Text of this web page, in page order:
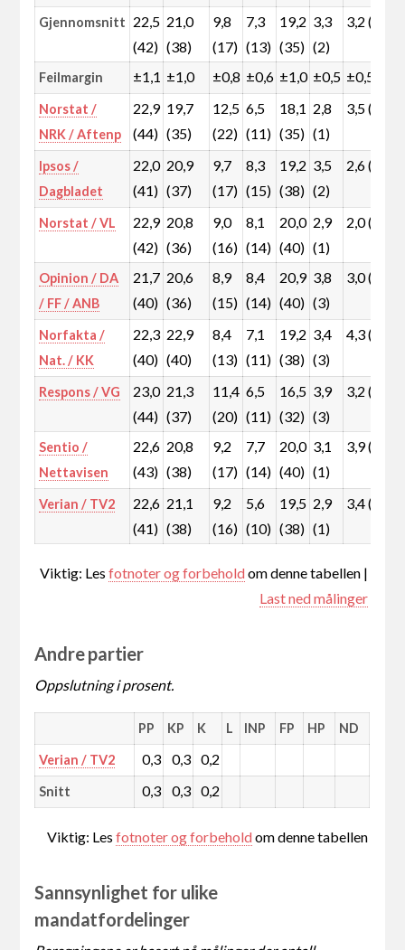
Gjennomsnitt 22,5
(42)
21,0
(38)
9,8
(17)
7,3
(13)
19,2
(35)
3,3
(2)
3,2 (2)
Feilmargin ±1,1 ±1,0 ±0,8 ±0,6 ±1,0 ±0,5 ±0,5
Norstat /
NRK / Aftenp
22,9
(44)
19,7
(35)
12,5
(22)
6,5
(11)
18,1
(35)
2,8
(1)
3,5 (2)
Ipsos /
Dagbladet
22,0
(41)
20,9
(37)
9,7
(17)
8,3
(15)
19,2
(38)
3,5
(2)
2,6 (1)
Norstat / VL
22,9
(42)
20,8
(36)
9,0
(16)
8,1
(14)
20,0
(40)
2,9
(1)
2,0 (1)
Opinion / DA
/ FF / ANB
21,7
(40)
20,6
(36)
8,9
(15)
8,4
(14)
20,9
(40)
3,8
(3)
3,0 (2)
Norfakta /
Nat. / KK
22,3
(40)
22,9
(40)
8,4
(13)
7,1
(11)
19,2
(38)
3,4
(3)
4,3 (7)
Respons / VG
23,0
(44)
21,3
(37)
11,4
(20)
6,5
(11)
16,5
(32)
3,9
(3)
3,2 (2)
Sentio /
Nettavisen
22,6
(43)
20,8
(38)
9,2
(17)
7,7
(14)
20,0
(40)
3,1
(1)
3,9 (2)
Verian / TV2
22,6
(41)
21,1
(38)
9,2
(16)
5,6
(10)
19,5
(38)
2,9
(1)
3,4 (1)
Viktig: Lesfotnoter og forbeholdom denne tabellen |
Last ned målinger
Andre partier
Oppslutning i prosent.
PP KP K L INP FP HP ND
Verian / TV2 0,3 0,3 0,2
Snitt 0,3 0,3 0,2
Viktig: Lesfotnoter og forbeholdom denne tabellen
Sannsynlighet for ulike
mandatfordelinger